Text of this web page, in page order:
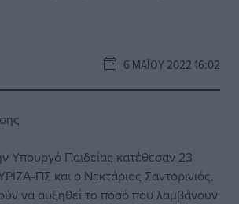
6 ΜΑΪ́ΟΥ 2022 16:02
Υπουργό Παιδείας κατέθεσαν 23
ΠΣ και ο Νεκτάριος Σαντορινιός,
να αυξηθεί το ποσό που λαμβάνουν